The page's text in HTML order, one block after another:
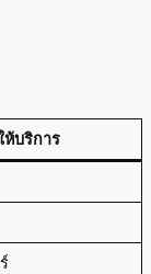
ห้บริการ